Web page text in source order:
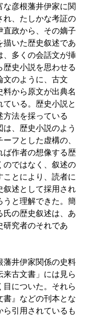
な彦根藩井伊家に関
れ、たしかな考証の
直政から、その嫡子
描いた歴史叙述であ
、多くの会話文が挿
歴史小説を思わせる
文のように、古文
料から原文が出典名
ている。歴史小説と
方法を採っている
は、歴史小説のよう
フとした虚構の、
ば作者の想像する歴
のではなく、叙述の
ことにより、読者に
叙述として採用され
うと理解できた。簡
氏の歴史叙述は、あ
研究者のそれであ
井伊家関係の史料
来古文書」には見ら
目についた。それら
書』などの刊本とな
ら引用されているも